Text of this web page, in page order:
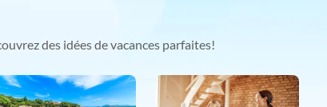
des idées de vacances parfaites!